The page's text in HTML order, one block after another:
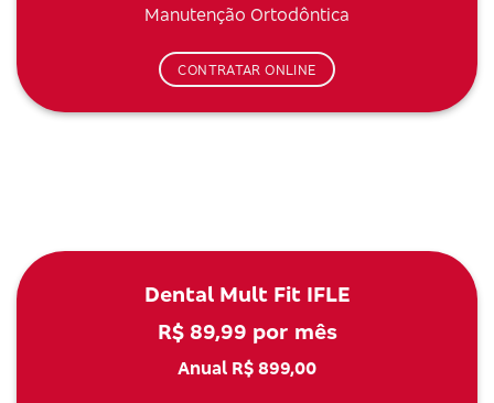
Manutenção Ortodôntica
CONTRATAR ONLINE
Dental Mult Fit IFLE
R$ 89,99 por mês
Anual R$ 899,00